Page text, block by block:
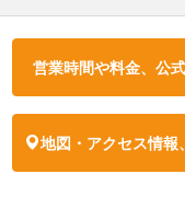
営業時間や料金、公
地図・アクセス情報